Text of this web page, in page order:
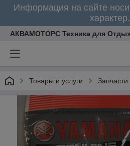
Информация на сайте
АКВАМОТОРС Техника для
Товары и услуги